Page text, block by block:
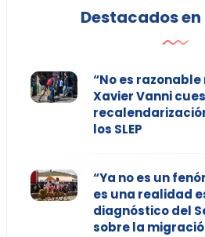
Destacados
“No es
Xavier Vanni
los SLEP
“Ya no es un
es una realidad
diagnóstico del
sobre la